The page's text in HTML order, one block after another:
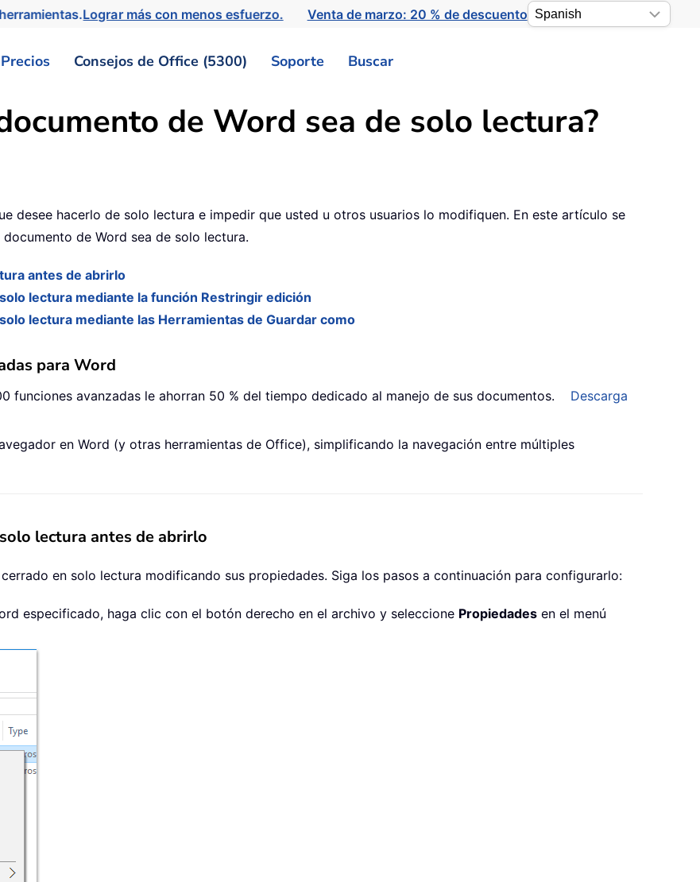
Lograr más con menos esfuerzo. Venta de marzo: 20 % de descuento
Precios Consejos de Office (5300) Soporte Buscar
de Word sea de solo lectura?
desee hacerlo de solo lectura e impedir que usted u otros usuarios lo modifiquen. En este artículo se
de Word sea de solo lectura.
antes de abrirlo
lectura mediante la función Restringir edición
lectura mediante las Herramientas de Guardar como
para Word
funciones avanzadas le ahorran 50 % del tiempo dedicado al manejo de sus documentos.
Descarga
en Word (y otras herramientas de Office), simplificando la navegación entre múltiples
lectura antes de abrirlo
en solo lectura modificando sus propiedades. Siga los pasos a continuación para configurarlo:
especificado, haga clic con el botón derecho en el archivo y seleccione Propiedades en el menú